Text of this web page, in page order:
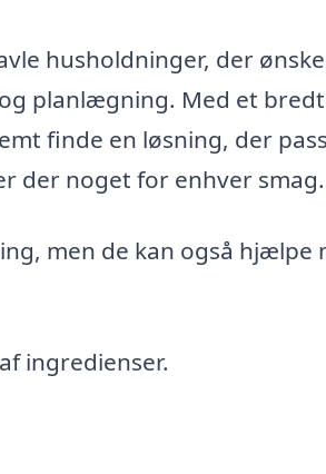
husholdninger, der
planlægning. Med et bredt
finde en løsning, der
der noget for enhver smag.
men de kan også hjælpe
ingredienser.